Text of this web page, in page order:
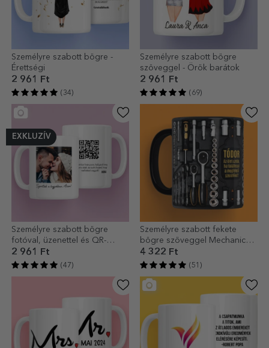
Személyre szabott bögre -
Érettségi
2 961 Ft
(34)
Személyre szabott bögre
szöveggel - Örök barátok
2 961 Ft
(69)
EXKLUZÍV
Személyre szabott bögre
fotóval, üzenettel és QR-
kóddal
2 961 Ft
(47)
Személyre szabott fekete
bögre szöveggel Mechanic
számára
4 322 Ft
(51)